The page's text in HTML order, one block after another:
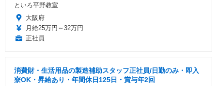
といろ平野教室
大阪府
月給25万円～32万円
正社員
消費財・生活用品の製造補助スタッフ正社員/日勤のみ・即入
寮OK・昇給あり・年間休日125日・賞与年2回